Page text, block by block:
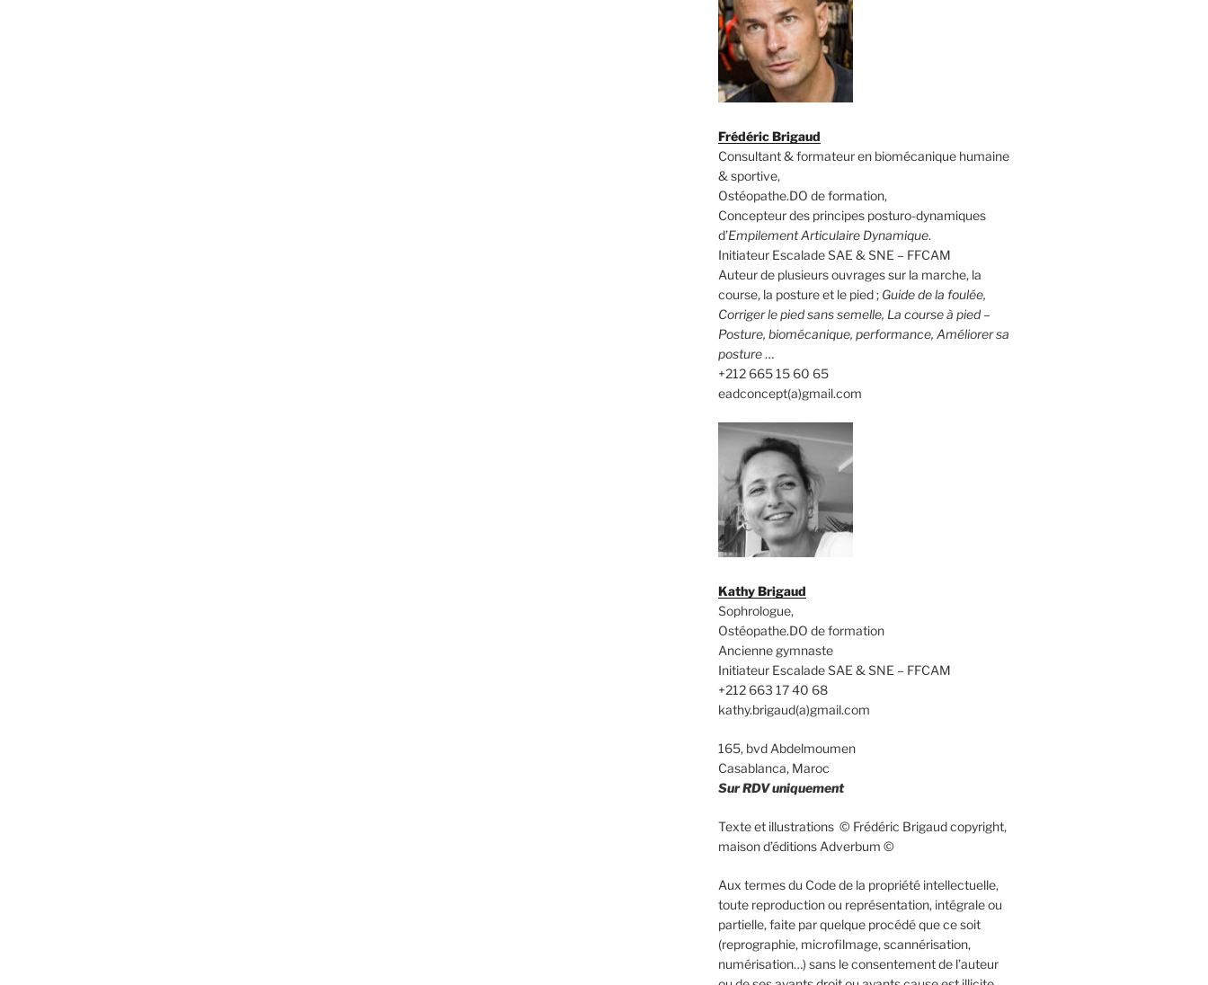
Frédéric Brigaud
Consultant & formateur en biomécanique humaine
& sportive,
Ostéopathe.DO de formation,
Concepteur des principes posturo-dynamiques
d’Empilement Articulaire Dynamique.
Initiateur Escalade SAE & SNE – FFCAM
Auteur de plusieurs ouvrages sur la marche, la
course, la posture et le pied ; Guide de la foulée,
Corriger le pied sans semelle, La course à pied –
Posture, biomécanique, performance, Améliorer sa
posture…
+212 665 15 60 65
eadconcept(a)gmail.com
Kathy Brigaud
Sophrologue,
Ostéopathe.DO de formation
Ancienne gymnaste
Initiateur Escalade SAE & SNE – FFCAM
+212 663 17 40 68
kathy.brigaud(a)gmail.com
165, bvd Abdelmoumen
Casablanca, Maroc
Sur RDV uniquement
Texte et illustrations © Frédéric Brigaud copyright,
maison d’éditions Adverbum ©
Aux termes du Code de la propriété intellectuelle,
toute reproduction ou représentation, intégrale ou
partielle, faite par quelque procédé que ce soit
(reprographie, microfilmage, scannérisation,
numérisation…) sans le consentement de l’auteur